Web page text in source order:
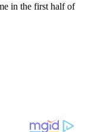
in the first half of